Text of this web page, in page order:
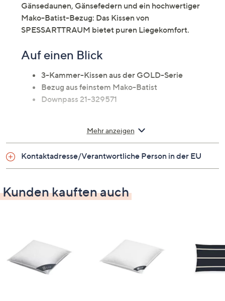
Gänsedaunen, Gänsefedern und ein hochwertiger
Mako-Batist-Bezug: Das Kissen von
SPESSARTTRAUM bietet puren Liegekomfort.
Auf einen Blick
3-Kammer-Kissen aus der GOLD-Serie
Bezug aus feinstem Mako-Batist
Downpass 21-329571
Zur Auswahl
ca. 40 x 40 cm, 40 g außen/240 g innen
ca. 40 x 60 cm, 60 g außen/360 g innen
ca. 50 x 50 cm, 70 g außen/400 g innen
Füllung: 90 % Gänsedaunen, 10 % Gänsefedern
(äußere Kammern); 100 % Gänsefedern (mittlere
Kammer)
Mehr anzeigen
Kontaktadresse/Verantwortliche Person in der EU
Kunden kauften auch